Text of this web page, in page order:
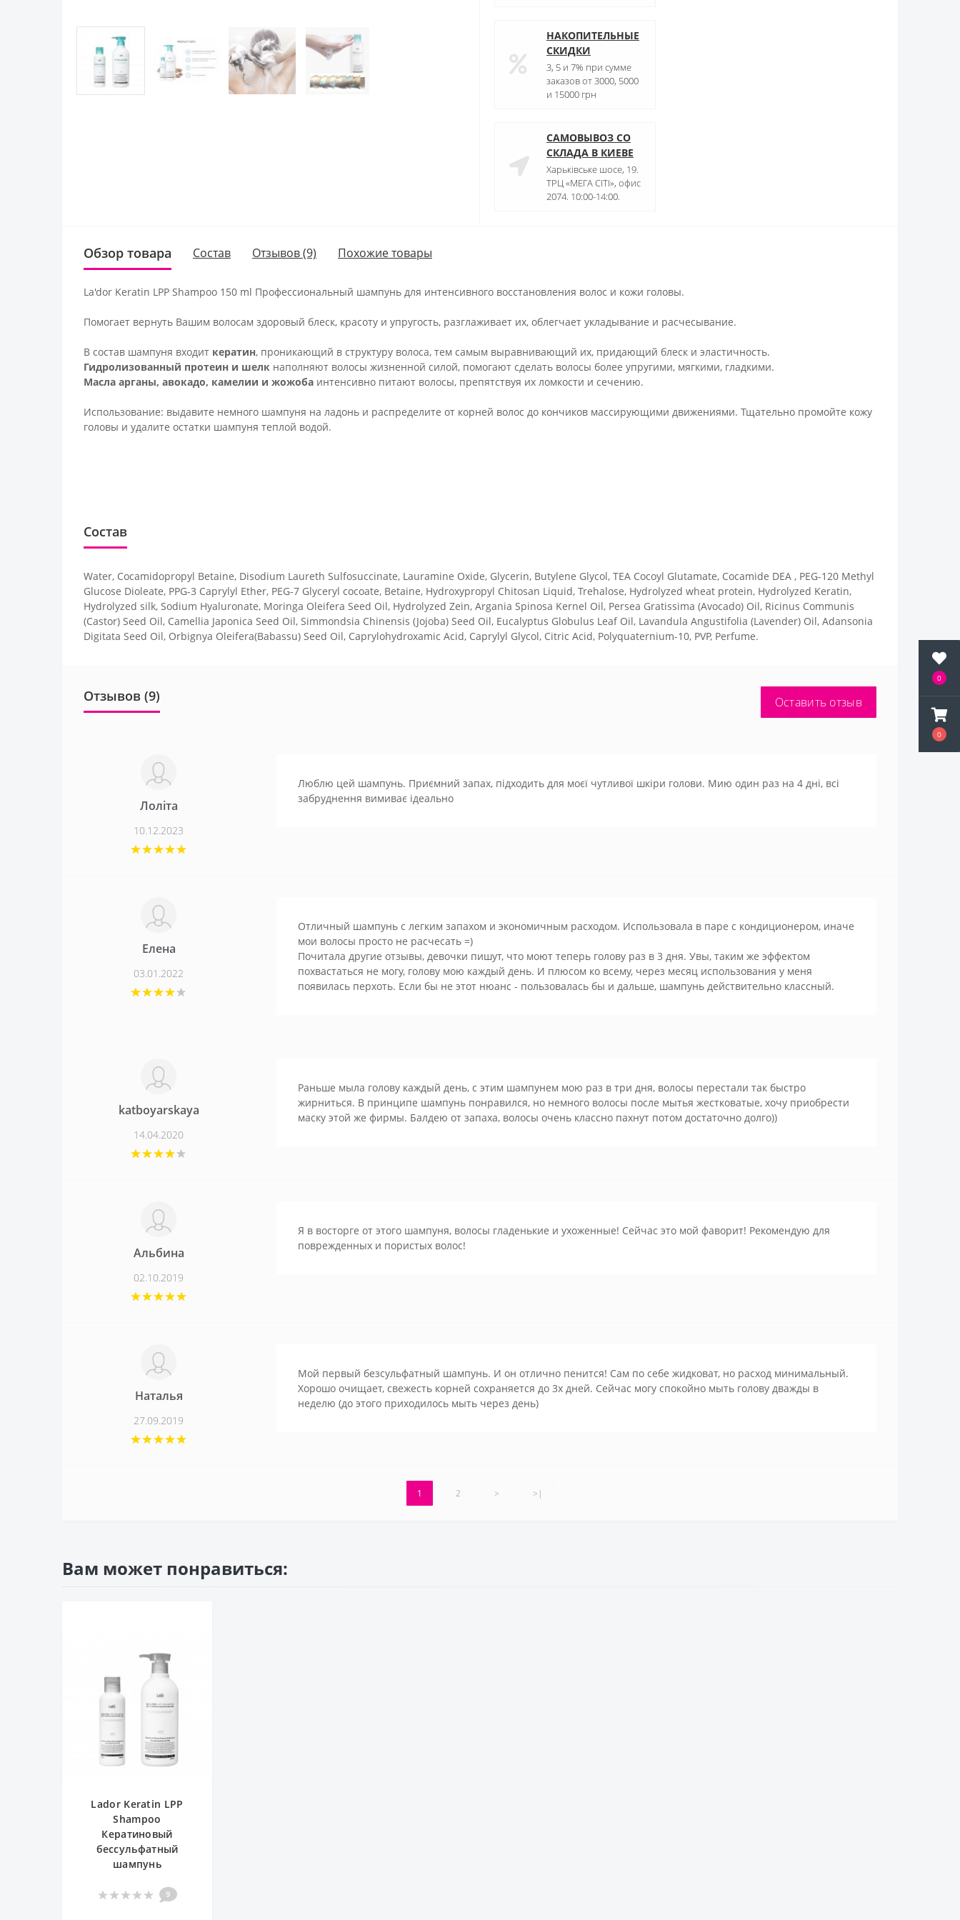
0
0
НАКОПИТЕЛЬНЫЕ
СКИДКИ
3, 5 и 7% при сумме
заказов от 3000, 5000
и 15000 грн
САМОВЫВОЗ СО
СКЛАДА В КИЕВЕ
Харьківське шосе, 19.
ТРЦ «МЕГА СІТІ», офис
2074. 10:00-14:00.
Обзор товара Состав Отзывов (9) Похожие товары
La'dor Keratin LPP Shampoo 150 ml Профессиональный шампунь для интенсивного восстановления волос и кожи головы.
Помогает вернуть Вашим волосам здоровый блеск, красоту и упругость, разглаживает их, облегчает укладывание и расчесывание.
В состав шампуня входит кератин, проникающий в структуру волоса, тем самым выравнивающий их, придающий блеск и эластичность.
Гидролизованный протеин и шелк наполняют волосы жизненной силой, помогают сделать волосы более упругими, мягкими, гладкими.
Масла арганы, авокадо, камелии и жожоба интенсивно питают волосы, препятствуя их ломкости и сечению.
Использование: выдавите немного шампуня на ладонь и распределите от корней волос до кончиков массирующими движениями. Тщательно промойте кожу
головы и удалите остатки шампуня теплой водой.
Состав
Water, Cocamidopropyl Betaine, Disodium Laureth Sulfosuccinate, Lauramine Oxide, Glycerin, Butylene Glycol, TEA Cocoyl Glutamate, Cocamide DEA , PEG-120 Methyl
Glucose Dioleate, PPG-3 Caprylyl Ether, PEG-7 Glyceryl cocoate, Betaine, Hydroxypropyl Chitosan Liquid, Trehalose, Hydrolyzed wheat protein, Hydrolyzed Keratin,
Hydrolyzed silk, Sodium Hyaluronate, Moringa Oleifera Seed Oil, Hydrolyzed Zein, Argania Spinosa Kernel Oil, Persea Gratissima (Avocado) Oil, Ricinus Communis
(Castor) Seed Oil, Camellia Japonica Seed Oil, Simmondsia Chinensis (Jojoba) Seed Oil, Eucalyptus Globulus Leaf Oil, Lavandula Angustifolia (Lavender) Oil, Adansonia
Digitata Seed Oil, Orbignya Oleifera(Babassu) Seed Oil, Caprylohydroxamic Acid, Caprylyl Glycol, Citric Acid, Polyquaternium-10, PVP, Perfume.
Отзывов (9) Оставить отзыв
Лоліта
10.12.2023
Люблю цей шампунь. Приємний запах, підходить для моєї чутливої шкіри голови. Мию один раз на 4 дні, всі
забруднення вимиває ідеально
Елена
03.01.2022
Отличный шампунь с легким запахом и экономичным расходом. Использовала в паре с кондиционером, иначе
мои волосы просто не расчесать =)
Почитала другие отзывы, девочки пишут, что моют теперь голову раз в 3 дня. Увы, таким же эффектом
похвастаться не могу, голову мою каждый день. И плюсом ко всему, через месяц использования у меня
появилась перхоть. Если бы не этот нюанс - пользовалась бы и дальше, шампунь действительно классный.
katboyarskaya
14.04.2020
Раньше мыла голову каждый день, с этим шампунем мою раз в три дня, волосы перестали так быстро
жирниться. В принципе шампунь понравился, но немного волосы после мытья жестковатые, хочу приобрести
маску этой же фирмы. Балдею от запаха, волосы очень классно пахнут потом достаточно долго))
Альбина
02.10.2019
Я в восторге от этого шампуня, волосы гладенькие и ухоженные! Сейчас это мой фаворит! Рекомендую для
поврежденных и пористых волос!
Наталья
27.09.2019
Мой первый безсульфатный шампунь. И он отлично пенится! Сам по себе жидковат, но расход минимальный.
Хорошо очищает, свежесть корней сохраняется до 3х дней. Сейчас могу спокойно мыть голову дважды в
неделю (до этого приходилось мыть через день)
1 2 > >|
Вам может понравиться:
Lador Keratin LPP
Shampoo
Кератиновый
бессульфатный
шампунь
9